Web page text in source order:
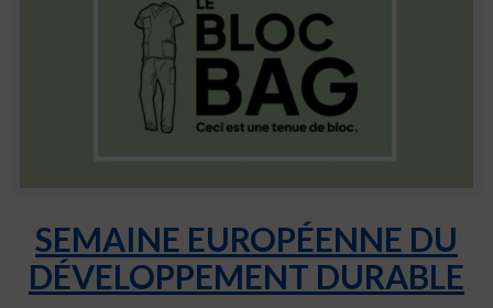
SEMAINE EUROPÉENNE DU
DÉVELOPPEMENT DURABLE